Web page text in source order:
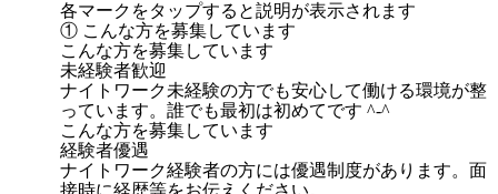
各マークをタップすると説明が表示されます
① こんな方を募集しています
こんな方を募集しています
未経験者歓迎
ナイトワーク未経験の方でも安心して働ける環境が整
っています。誰でも最初は初めてです ^-^
こんな方を募集しています
経験者優遇
ナイトワーク経験者の方には優遇制度があります。面
接時に経歴等をお伝えください。